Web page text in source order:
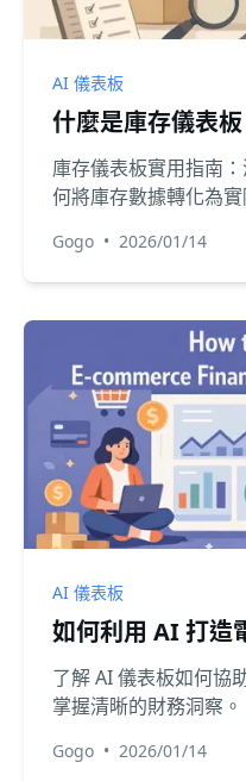
AI 儀表板
什麼是庫存儀表
庫存儀表板實用指南
何將庫存數據轉化為實
Gogo • 2026/01/14
AI 儀表板
如何利用 AI 打造
了解 AI 儀表板如何協
掌握清晰的財務洞察。
Gogo • 2026/01/14